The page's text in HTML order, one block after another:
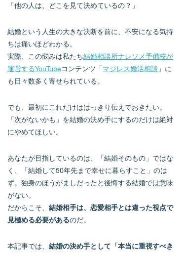
「他の人は、どこを見て決めているの？」
結婚という人生の大きな決断を前に、不安になる気持
ちは痛いほどわかる。
実際、この悩みは私たち結婚相談所ナレソメ予備校が
運営するYouTubeコンテンツ「マジレス婚活相談 」に
も日々数多く寄せられている。
でも、最初にこれだけははっきり伝えておきたい。
「次がないかも」を結婚の決め手にするのだけは絶対
にやめてほしい。
あなたが目指しているのは、「結婚そのもの」ではな
く、「結婚して50年先まで幸せに暮らすこと」のは
ず。独身のほうがましだったと後悔する結婚では意味
がない。
だからこそ、 結婚相手は、恋愛相手とは違った視点で
見極める必要があるのだ。
本記事では、 結婚の決め手として「本当に重視すべき